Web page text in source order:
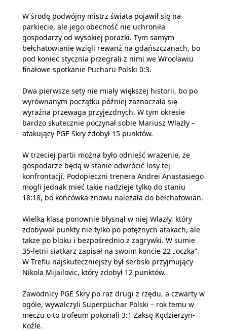
W środę podwójny mistrz świata pojawił się na
parkiecie, ale jego obecność nie uchroniła
gospodarzy od wysokiej porażki. Tym samym
bełchatowianie wzięli rewanż na gdańszczanach, bo
pod koniec stycznia przegrali z nimi we Wrocławiu
finałowe spotkanie Pucharu Polski 0:3.
Dwa pierwsze sety nie miały większej historii, bo po
wyrównanym początku później zaznaczała się
wyraźna przewaga przyjezdnych. W tym okresie
bardzo skutecznie poczynał sobie Mariusz Wlazły –
atakujący PGE Skry zdobył 15 punktów.
W trzeciej partii można było odnieść wrażenie, że
gospodarze będą w stanie odwrócić losy tej
konfrontacji. Podopieczni trenera Andrei Anastasiego
mogli jednak mieć takie nadzieje tylko do staniu
18:18, bo końcówka znowu należała do bełchatowian.
Wielką klasą ponownie błysnął w niej Wlazły, który
zdobywał punkty nie tylko po potężnych atakach, ale
także po bloku i bezpośrednio z zagrywki. W sumie
35-letni siatkarz zapisał na swoim koncie 22 „oczka”.
W Treflu najskuteczniejszy był serbski przyjmujący
Nikola Mijailovic, który zdobył 12 punktów.
Zawodnicy PGE Skry po raz drugi z rzędu, a czwarty w
ogóle, wywalczyli Superpuchar Polski – rok temu w
meczu o to trofeum pokonali 3:1 Zaksę Kędzierzyn-
Koźle.